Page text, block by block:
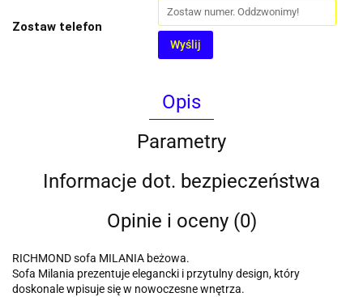
Zostaw telefon
Wyślij
Opis
Parametry
Informacje dot. bezpieczeństwa
Opinie i oceny (0)
RICHMOND sofa MILANIA beżowa.
Sofa Milania prezentuje elegancki i przytulny design, który
doskonale wpisuje się w nowoczesne wnętrza.